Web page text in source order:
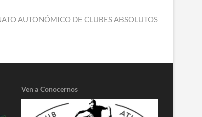
AUTONÓMICO DE CLUBES ABSOLUTOS
Ven a Conocernos